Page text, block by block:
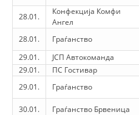
28.01.
Конфекција Комфи
Ангел
28.01. Граѓанство
29.01.
ЈСП Автокоманда
29.01.
ПС Гостивар
29.01.
Граѓанство
30.01. Граѓанство Брвеница